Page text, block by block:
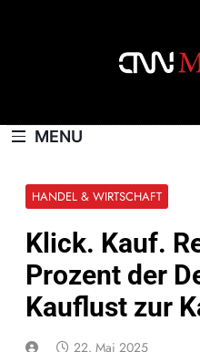
MENU
HANDEL & WIRTSCHAFT
Klick. Kauf.
Prozent der
Kauflust zur
22. Mai 2025